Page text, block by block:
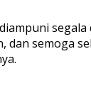
segala
dan semoga